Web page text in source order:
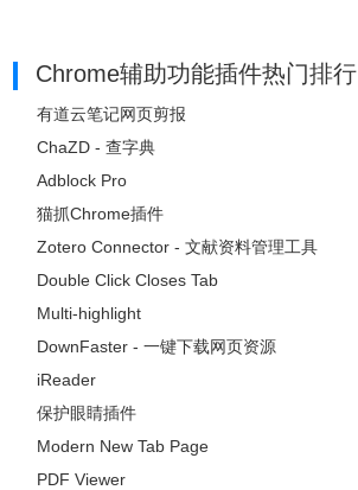
Chrome辅助功能插件热门排行
有道云笔记网页剪报
ChaZD - 查字典
Adblock Pro
猫抓Chrome插件
Zotero Connector - 文献资料管理工具
Double Click Closes Tab
Multi-highlight
DownFaster - 一键下载网页资源
iReader
保护眼睛插件
Modern New Tab Page
PDF Viewer